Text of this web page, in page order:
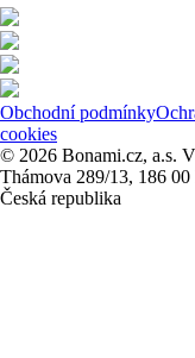
Obchodní podmínky
cookies
© 2026 Bonami.cz, a.s.
Thámova 289/13, 186 00
Česká republika